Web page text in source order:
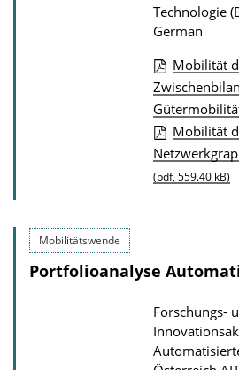
Technologie
German
P
u
b
l
i
o
n
D
Mobilität
Mobilität
(pdf, 559.40 kB)
Mobilitätswende
Portfolioanalyse
Forschungs-